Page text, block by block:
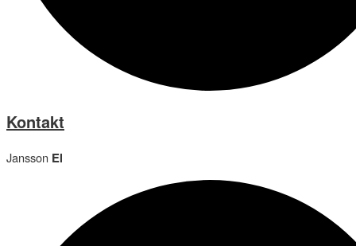
Kontakt
Jansson El